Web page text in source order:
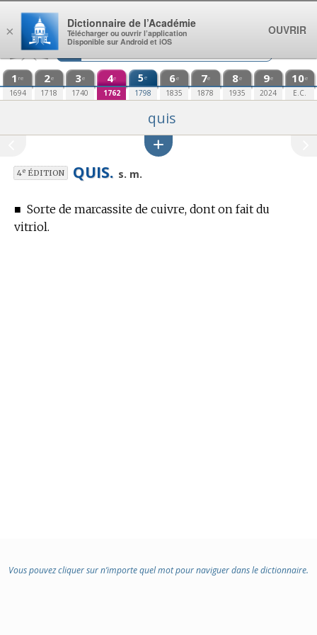
Aller au contenu
1 re
1694
2e
1718
3e
1740
4e
1762
5e
1798
6e
1835
7e
1878
8e
1935
9e
2024
10e
E.C.
quis
4eÉDITION QUIS. s. m.
■ Sorte de marcassite de cuivre, dont on fait du
vitriol.
Vous pouvez cliquer sur n’importe quel mot pour naviguer dans le dictionnaire.
×
Dictionnaire de l’Académie
Télécharger ou ouvrir l’application
Disponible sur Android et iOS
OUVRIR